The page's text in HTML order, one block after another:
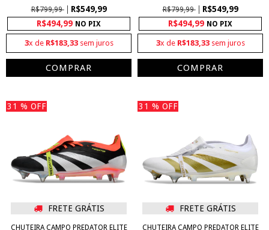
R$799,99
R$549,99
R$494,99 NO PIX
3x de R$183,33sem juros
COMPRAR
R$799,99
R$549,99
R$494,99 NO PIX
3x de R$183,33sem juros
COMPRAR
31 % OFF
FRETE GRÁTIS
CHUTEIRA CAMPO PREDATOR ELITE
31 % OFF
FRETE GRÁTIS
CHUTEIRA CAMPO PREDATOR ELITE